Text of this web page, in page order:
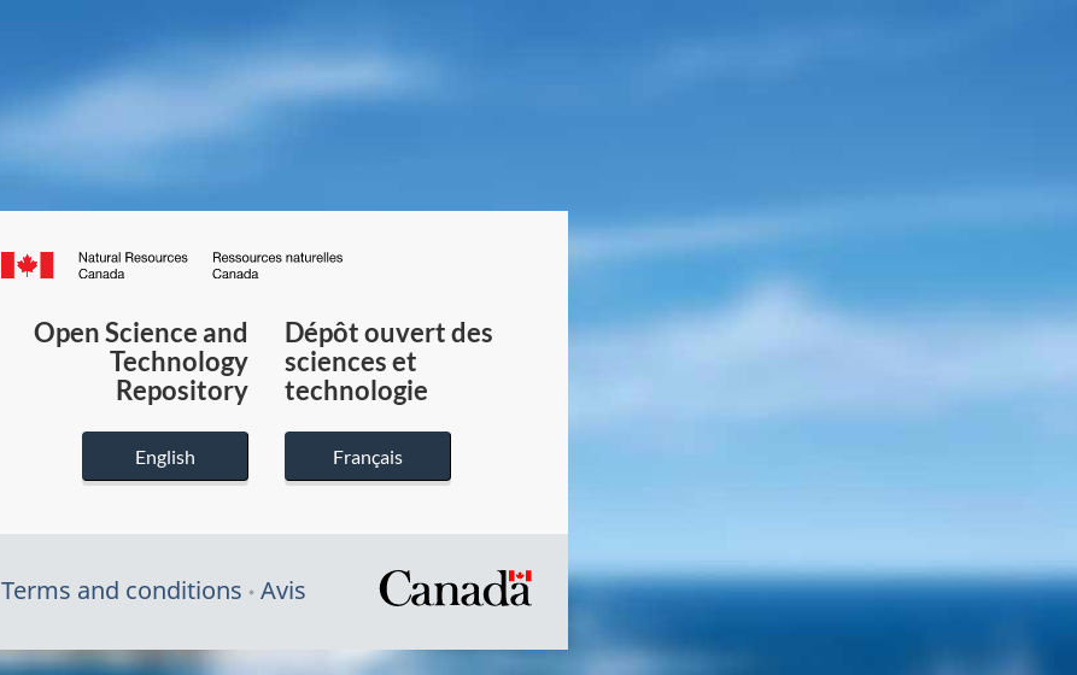
Canada.ca
du
Canada
Open Science and
Technology
Repository
English
Dépôt ouvert des
sciences et
technologie
Français
Terms and conditions Avis
/